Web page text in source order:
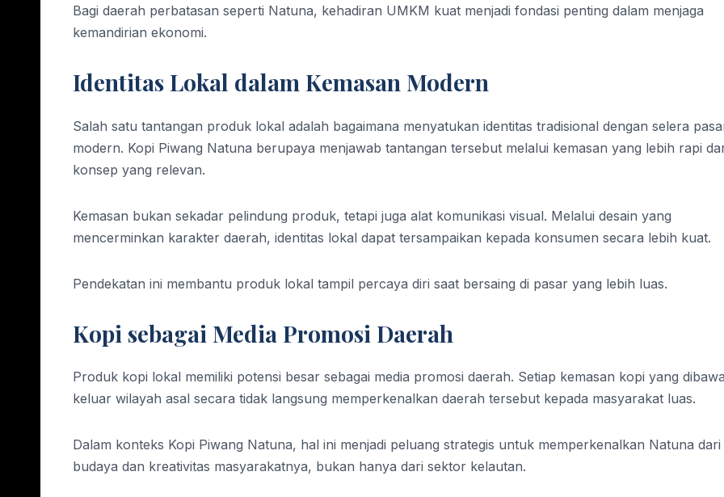
Bagi daerah perbatasan seperti Natuna, kehadiran UMKM kuat menjadi fondasi penting dalam menjaga
kemandirian ekonomi.
Identitas Lokal dalam Kemasan Modern
Salah satu tantangan produk lokal adalah bagaimana menyatukan identitas tradisional dengan selera
modern. Kopi Piwang Natuna berupaya menjawab tantangan tersebut melalui kemasan yang lebih rapi
konsep yang relevan.
Kemasan bukan sekadar pelindung produk, tetapi juga alat komunikasi visual. Melalui desain yang
mencerminkan karakter daerah, identitas lokal dapat tersampaikan kepada konsumen secara lebih kuat.
Pendekatan ini membantu produk lokal tampil percaya diri saat bersaing di pasar yang lebih luas.
Kopi sebagai Media Promosi Daerah
Produk kopi lokal memiliki potensi besar sebagai media promosi daerah. Setiap kemasan kopi yang
keluar wilayah asal secara tidak langsung memperkenalkan daerah tersebut kepada masyarakat luas.
Dalam konteks Kopi Piwang Natuna, hal ini menjadi peluang strategis untuk memperkenalkan Natuna dari
budaya dan kreativitas masyarakatnya, bukan hanya dari sektor kelautan.